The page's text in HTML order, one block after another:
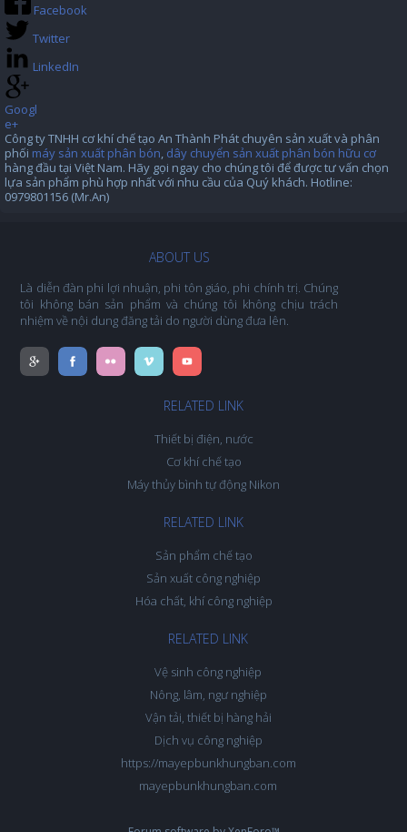
Facebook
Twitter
LinkedIn
Googl
e+
Công ty TNHH cơ khí chế tạo An Thành Phát chuyên sản xuất và phân
phối máy sản xuất phân bón, dây chuyển sản xuất phân bón hữu cơ
hàng đầu tại Việt Nam. Hãy gọi ngay cho chúng tôi để được tư vấn chọn
lựa sản phẩm phù hợp nhất với nhu cầu của Quý khách. Hotline:
0979801156 (Mr.An)
ABOUT US
Là diễn đàn phi lợi nhuận, phi tôn giáo, phi chính trị. Chúng
tôi không bán sản phẩm và chúng tôi không chịu trách
nhiệm về nội dung đăng tải do người dùng đưa lên.
RELATED LINK
Thiết bị điện, nước
Cơ khí chế tạo
Máy thủy bình tự động Nikon
RELATED LINK
Sản phẩm chế tạo
Sản xuất công nghiệp
Hóa chất, khí công nghiệp
RELATED LINK
Vệ sinh công nghiệp
Nông, lâm, ngư nghiệp
Vận tải, thiết bị hàng hải
Dịch vụ công nghiệp
https://mayepbunkhungban.com
mayepbunkhungban.com